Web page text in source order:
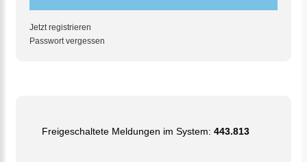
Jetzt registrieren
Passwort vergessen
Freigeschaltete Meldungen im System: 443.813